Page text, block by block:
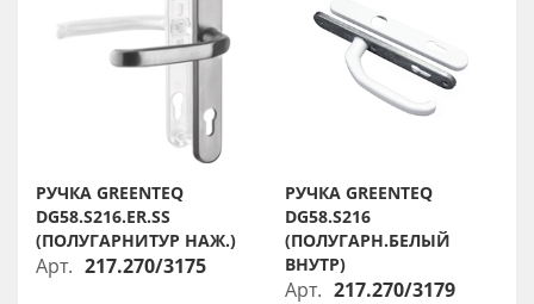
РУЧКА GREENTEQ
DG58.S216.ER.SS
(ПОЛУГАРНИТУР НАЖ.)
Арт. 217.270/3175
РУЧКА GREENTEQ
DG58.S216
(ПОЛУГАРН.БЕЛЫЙ
ВНУТР)
Арт. 217.270/3179